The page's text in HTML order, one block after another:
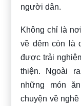
người dân.
Không chỉ là
về đêm còn là
được trải
thiện. Ngoài
những món
chuyện về